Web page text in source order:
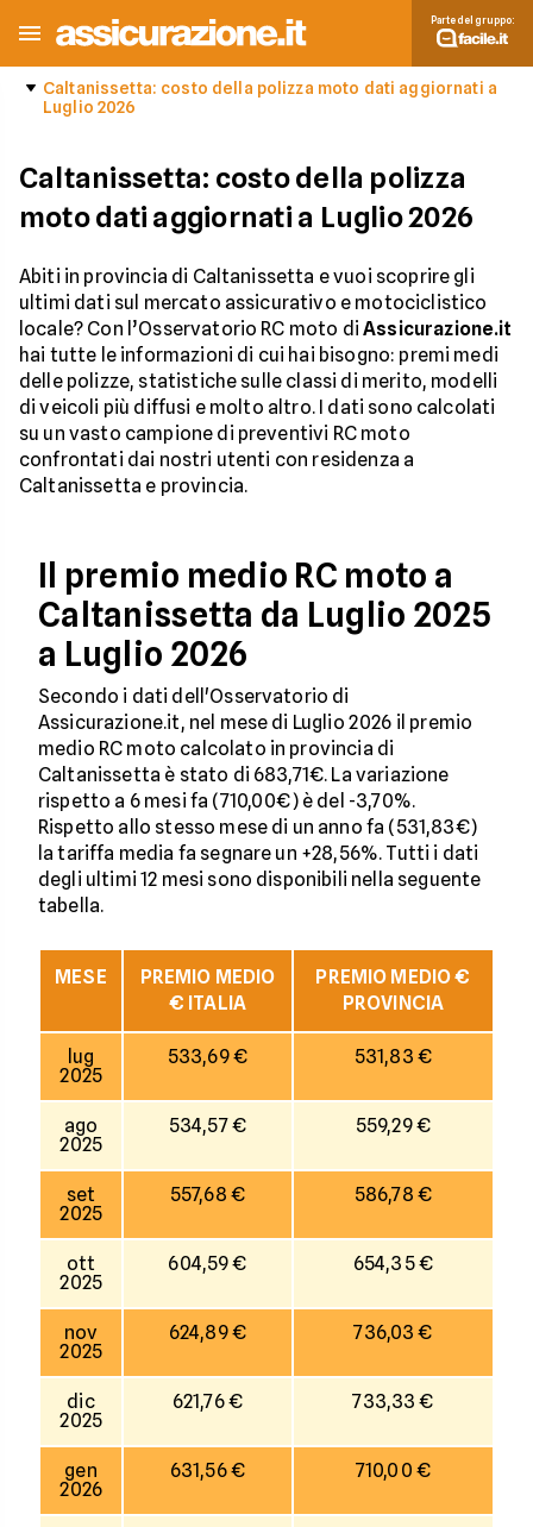
Parte del gruppo:
Caltanissetta: costo della polizza moto dati aggiornati a
Luglio 2026
Caltanissetta: costo della polizza
moto dati aggiornati a Luglio 2026
Abiti in provincia di Caltanissetta e vuoi scoprire gli
ultimi dati sul mercato assicurativo e motociclistico
locale? Con l’Osservatorio RC moto diAssicurazione.it
hai tutte le informazioni di cui hai bisogno: premi medi
delle polizze, statistiche sulle classi di merito, modelli
di veicoli più diffusi e molto altro. I dati sono calcolati
su un vasto campione di preventivi RC moto
confrontati dai nostri utenti con residenza a
Caltanissetta e provincia.
Il premio medio RC moto a
Caltanissetta da Luglio 2025
a Luglio 2026
Secondo i dati dell'Osservatorio di
Assicurazione.it, nel mese di Luglio 2026 il premio
medio RC moto calcolato in provincia di
Caltanissetta è stato di 683,71€. La variazione
rispetto a 6 mesi fa (710,00€) è del -3,70%.
Rispetto allo stesso mese di un anno fa (531,83€)
la tariffa media fa segnare un +28,56%. Tutti i dati
degli ultimi 12 mesi sono disponibili nella seguente
tabella.
MESE
PREMIO MEDIO
€ ITALIA
PREMIO MEDIO €
PROVINCIA
lug
2025
533,69 € 531,83 €
ago
2025
534,57 € 559,29 €
set
2025
557,68 € 586,78 €
ott
2025
604,59 € 654,35 €
nov
2025
624,89 € 736,03 €
dic
2025
621,76 € 733,33 €
gen
2026
631,56 € 710,00 €